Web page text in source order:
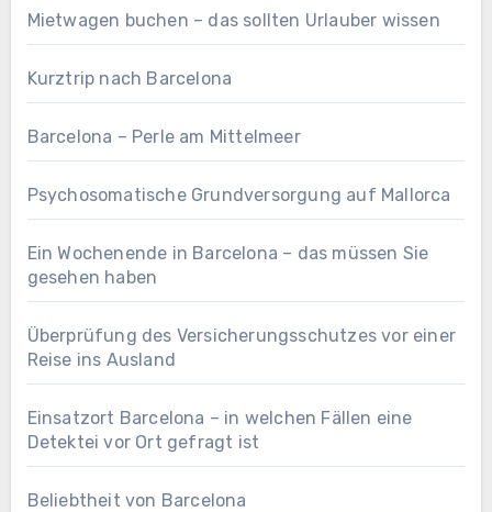
Mietwagen buchen – das sollten Urlauber wissen
Kurztrip nach Barcelona
Barcelona – Perle am Mittelmeer
Psychosomatische Grundversorgung auf Mallorca
Ein Wochenende in Barcelona – das müssen Sie
gesehen haben
Überprüfung des Versicherungsschutzes vor einer
Reise ins Ausland
Einsatzort Barcelona – in welchen Fällen eine
Detektei vor Ort gefragt ist
Beliebtheit von Barcelona